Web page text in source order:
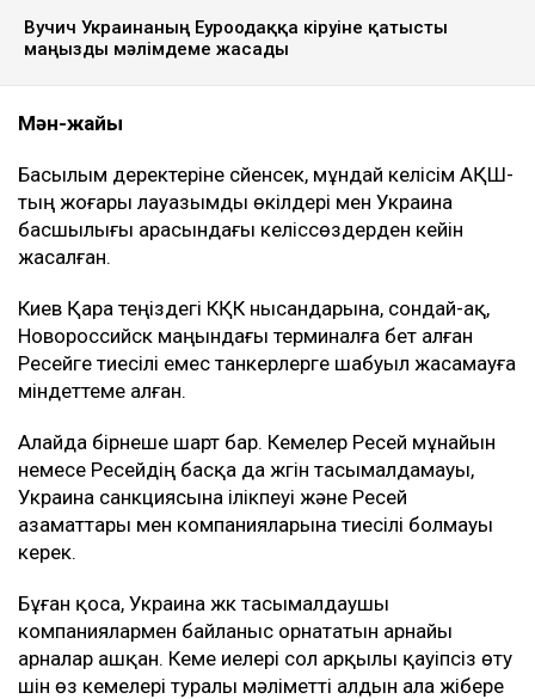
Вучич Украинаның Еуроодаққа кіруіне қатысты
маңызды мәлімдеме жасады
Мән-жайы
Басылым деректеріне сүйенсек, мұндай келісім АҚШ-
тың жоғары лауазымды өкілдері мен Украина
басшылығы арасындағы келіссөздерден кейін
жасалған.
Киев Қара теңіздегі КҚК нысандарына, сондай-ақ,
Новороссийск маңындағы терминалға бет алған
Ресейге тиесілі емес танкерлерге шабуыл жасамауға
міндеттеме алған.
Алайда бірнеше шарт бар. Кемелер Ресей мұнайын
немесе Ресейдің басқа да жүгін тасымалдамауы,
Украина санкциясына ілікпеуі және Ресей
азаматтары мен компанияларына тиесілі болмауы
керек.
Бұған қоса, Украина жүк тасымалдаушы
компаниялармен байланыс орнататын арнайы
арналар ашқан. Кеме иелері сол арқылы қауіпсіз өту
үшін өз кемелері туралы мәліметті алдын ала жібере